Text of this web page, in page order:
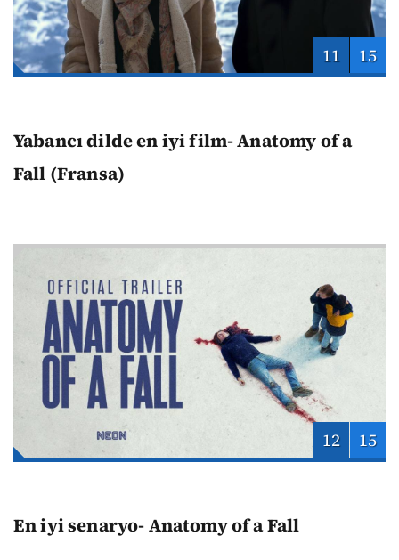
11 15
Yabancı dilde en iyi film- Anatomy of a
Fall (Fransa)
12 15
En iyi senaryo- Anatomy of a Fall